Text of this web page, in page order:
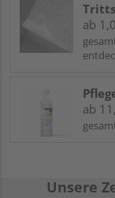
ab
ab
Unsere